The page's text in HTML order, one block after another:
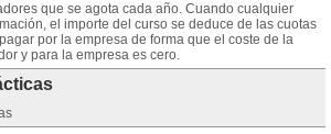
que se agota cada año. Cuando cualquier
el importe del curso se deduce de las cuotas
por la empresa de forma que el coste de la
y para la empresa es cero.